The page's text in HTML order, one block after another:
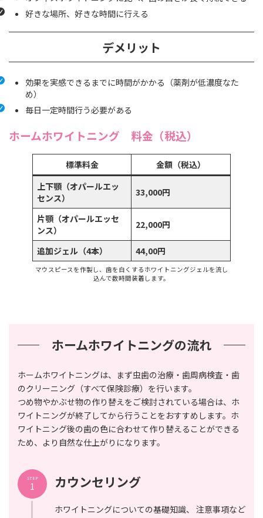
好きな場所、好きな時間に行える
デメリット
効果を実感できるまでに時間がかかる（薬剤が低濃度なた
め）
毎日一定時間行う必要がある
ホームホワイトニング 料金（税込）
標準料金
金額（税込）
上下顎（オパールエッ
センス）
33,000円
片顎（オパールエッセ
ンス）
22,000円
追加ジェル（4本） 44,00円
マウスピースを作製し、歯を白くするホワイトニングジェルを流し
込んで数時間装着します。
ホームホワイトニングの流れ
ホームホワイトニングは、まず虫歯の治療・歯周病検査・歯
のクリーニング（すべて保険診療）を行います。
つめ物やかぶせ物の作り替えをご検討されている場合は、ホ
ワイトニングが終了してから行うことをおすすめします。ホ
ワイトニング後の歯の色に合わせて作り替えることができる
ため、より自然な仕上がりになります。
カウンセリング
ホワイトニングについての基礎知識、 注意事項など
STEP
1